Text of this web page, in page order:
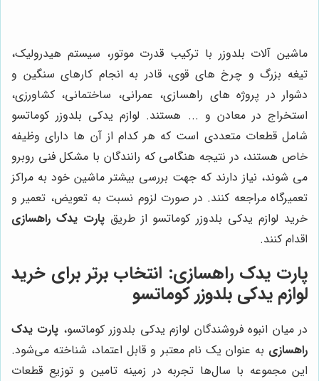
ماشین آلات بلدوزر با ترکیب قدرت موتور، سیستم هیدرولیک،
تیغه بزرگ و چرخ ‌های قوی، قادر به انجام کارهای سنگین و
دشوار در پروژه های راهسازی، عمرانی، ساختمانی، کشاورزی،
استخراج در معادن و ... هستند. لوازم یدکی بلدوزر کوماتسو
شامل قطعات متعددی است که هر کدام از آن ها دارای وظیفه
خاص هستند، در نتیجه هنگامی که رانندگان با مشکل فنی روبرو
می شوند، نیاز دارند که جهت بررسی بیشتر ماشین خود به مراکز
تعمیرگاه مراجعه کنند. در صورت لزوم نسبت به تعویض، تعمیر و
خرید لوازم یدکی بلدوزر کوماتسو از طریقپارت یدک راهسازی
اقدام کنند.
پارت یدک راهسازی: انتخاب برتر برای خرید
لوازم یدکی بلدوزر کوماتسو
در میان انبوه فروشندگان لوازم یدکی بلدوزر کوماتسو، پارت یدک
راهسازی به عنوان یک نام معتبر و قابل اعتماد، شناخته می‌شود.
این مجموعه با سال‌ها تجربه در زمینه تامین و توزیع قطعات